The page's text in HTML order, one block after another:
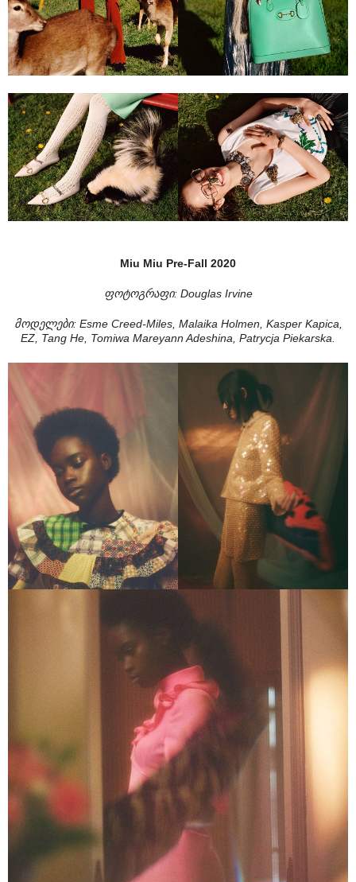
Miu Miu Pre-Fall 2020
ფოტოგრაფი: Douglas Irvine
მოდელები: Esme Creed-Miles, Malaika Holmen, Kasper Kapica,
EZ, Tang He, Tomiwa Mareyann Adeshina, Patrycja Piekarska.